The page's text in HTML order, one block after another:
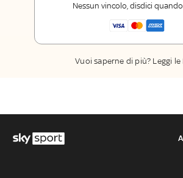
Sport
La newsletter esclusiva di Sky
Nessun vincolo, disdici
Vuoi saperne di più? Leggi le